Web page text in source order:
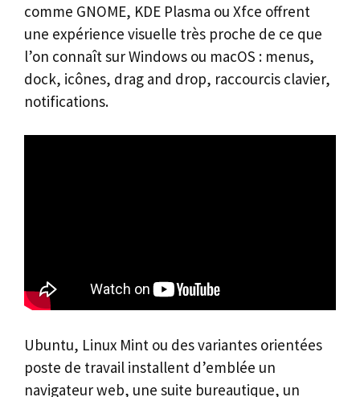
comme GNOME, KDE Plasma ou Xfce offrent
une expérience visuelle très proche de ce que
l’on connaît sur Windows ou macOS : menus,
dock, icônes, drag and drop, raccourcis clavier,
notifications.
Ubuntu, Linux Mint ou des variantes orientées
poste de travail installent d’emblée un
navigateur web, une suite bureautique, un